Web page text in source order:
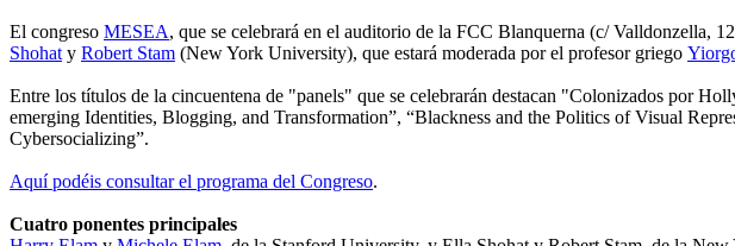
El congreso MESEA, que se celebrará en el auditorio de la FCC Blanquerna (c/ Valldonzella,
Shohat y Robert Stam (New York University), que estará moderada por el profesor griego
Entre los títulos de la cincuentena de "panels" que se celebrarán destacan "Colonizados por
emerging Identities, Blogging, and Transformation”, “Blackness and the Politics of Visual
Cybersocializing”.
Aquí podéis consultar el programa del Congreso.
Cuatro ponentes principales